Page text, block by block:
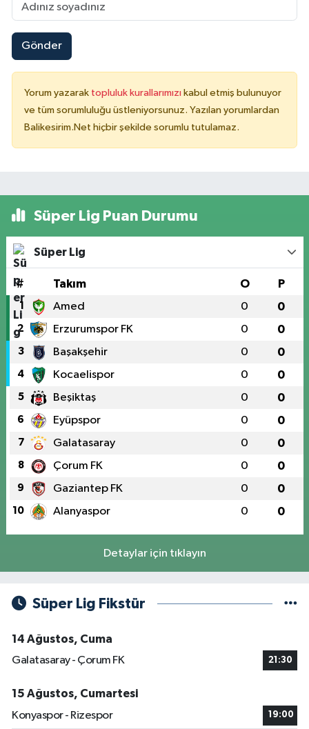
Gönder
Yorum yazarak topluluk kurallarımızı kabul etmiş bulunuyor
ve tüm sorumluluğu üstleniyorsunuz. Yazılan yorumlardan
Balikesirim.Net hiçbir şekilde sorumlu tutulamaz.
Süper Lig Puan Durumu
Süper Lig
# Takım O P
1 Amed 0 0
2 Erzurumspor FK 0 0
3 Başakşehir 0 0
4 Kocaelispor 0 0
5 Beşiktaş 0 0
6 Eyüpspor 0 0
7 Galatasaray 0 0
8 Çorum FK 0 0
9 Gaziantep FK 0 0
10 Alanyaspor 0 0
Detaylar için tıklayın
Süper Lig Fikstür
14 Ağustos, Cuma
Galatasaray - Çorum FK
21:30
15 Ağustos, Cumartesi
Konyaspor - Rizespor
19:00